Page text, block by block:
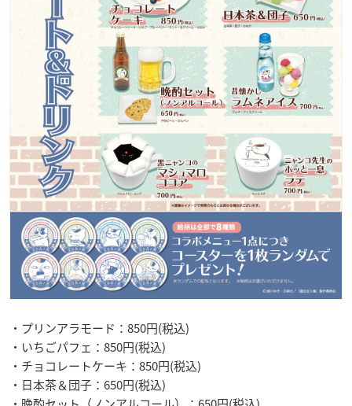
・プリンアラモード：850円(税込)
・いちごパフェ：850円(税込)
・チョコレートケーキ：850円(税込)
・日本茶＆団子：650円(税込)